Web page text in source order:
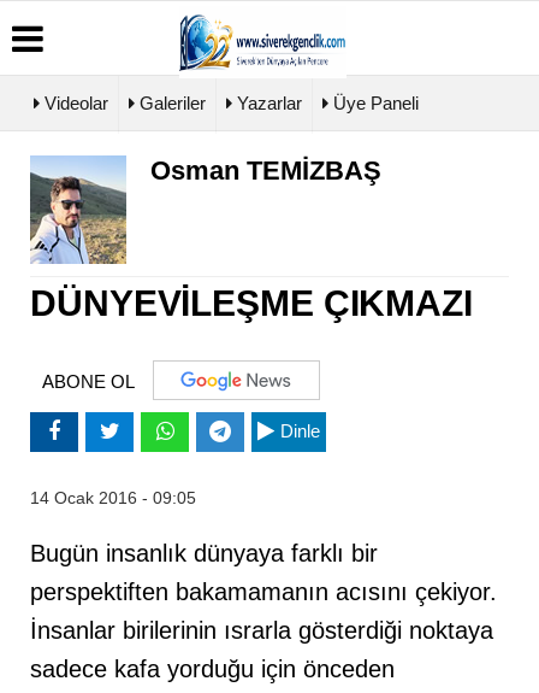
Üye
Paneli
Haber
Arşivi
Günün
Haberleri
Foto
Galeri
Gizlilik
İlkeleri
Videolar Galeriler Yazarlar Üye Paneli
Osman TEMİZBAŞ
DÜNYEVİLEŞME ÇIKMAZI
ABONE OL
Dinle
14 Ocak 2016 - 09:05
Bugün insanlık dünyaya farklı bir
perspektiften bakamamanın acısını çekiyor.
İnsanlar birilerinin ısrarla gösterdiği noktaya
sadece kafa yorduğu için önceden